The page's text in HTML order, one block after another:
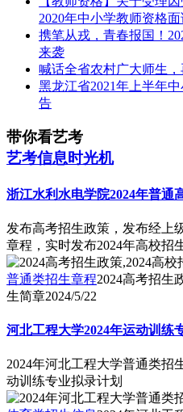
2020年中小学教师资格
携笔从戎，青春报国！
来袭
喊话全省农村广大师生，
黑龙江省2021年上半年
告
带你看艺考
艺考信息时光机
浙江水利水电学院2024年普通
发布高考招生政策，发布经上
章程，实时发布2024年高校招
普通类招生章程2024高考招生
生简章2024/5/22
河北工程大学2024年运动训练
2024年河北工程大学普通类招
动训练专业拟录计划